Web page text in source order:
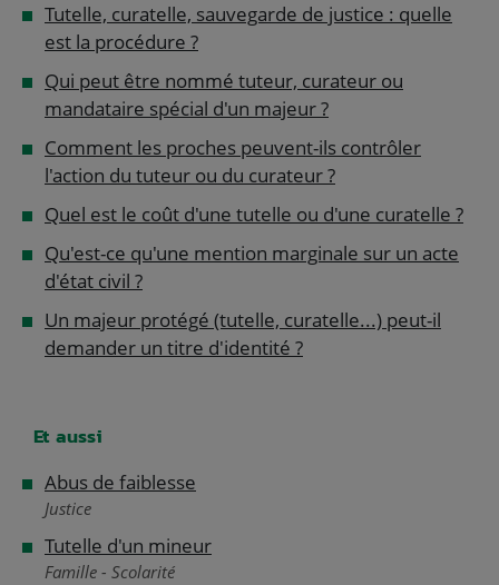
Tutelle, curatelle, sauvegarde de justice : quelle
est la procédure ?
Qui peut être nommé tuteur, curateur ou
mandataire spécial d'un majeur ?
Comment les proches peuvent-ils contrôler
l'action du tuteur ou du curateur ?
Quel est le coût d'une tutelle ou d'une curatelle ?
Qu'est-ce qu'une mention marginale sur un acte
d'état civil ?
Un majeur protégé (tutelle, curatelle...) peut-il
demander un titre d'identité ?
Et aussi
Abus de faiblesse
Justice
Tutelle d'un mineur
Famille - Scolarité